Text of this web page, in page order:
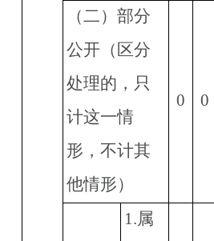
（二）部分
公开（区分
处理的，只
计这一情
形，不计其
他情形）
0 0
1.属